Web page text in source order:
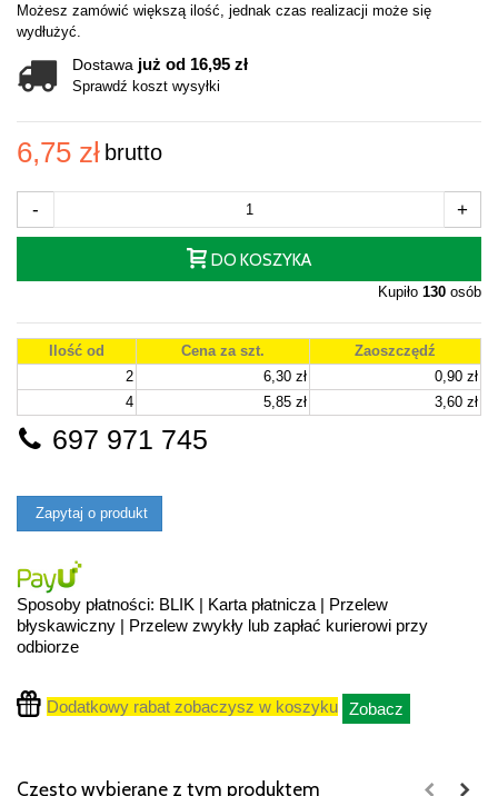
Możesz zamówić większą ilość, jednak czas realizacji może się
wydłużyć.
Dostawa już od 16,95 zł
Sprawdź koszt wysyłki
6,75 zł brutto
- +
DO KOSZYKA
Kupiło 130 osób
Ilość od Cena za szt.
Zaoszczędź
2
6,30 zł
0,90 zł
4
5,85 zł 3,60 zł
697 971 745
Zapytaj o produkt
Sposoby płatności: BLIK | Karta płatnicza | Przelew
błyskawiczny | Przelew zwykły lub zapłać kurierowi przy
odbiorze
Dodatkowy rabat zobaczysz w koszyku Zobacz
Często wybierane z tym produktem